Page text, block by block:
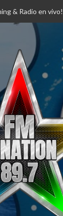
& Radio en vivo!